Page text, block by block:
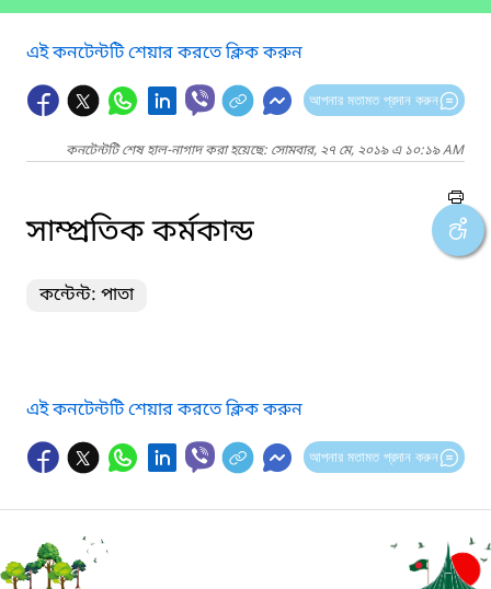
এই কনটেন্টটি শেয়ার করতে ক্লিক করুন
আপনার মতামত প্রদান করুন
কনটেন্টটি শেষ হাল-নাগাদ করা হয়েছে: সোমবার, ২৭ মে, ২০১৯ এ ১০:১৯ AM
সাম্প্রতিক কর্মকান্ড
কন্টেন্ট: পাতা
এই কনটেন্টটি শেয়ার করতে ক্লিক করুন
আপনার মতামত প্রদান করুন